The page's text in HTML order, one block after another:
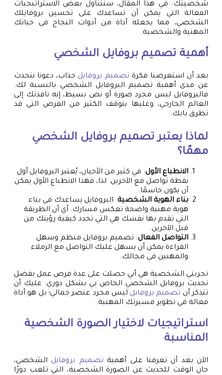
شخصيتك. في هذا المقال، سنتناول بعض الاستراتيجيات
الفعالة التي يمكن أن تساعدك على تحسين بروفايلك
الشخصي، مما يجعله أداة من أدوات النجاح في حياتك
المهنية والشخصية.
أهمية تصميم بروفايل الشخصي
بعد أن استعرضنا فكرة تصميم بروفايل جذاب، دعونا نتحدث
عن مدى أهمية تصميم البروفايل الشخصي بالنسبة لك.
فالبروفايل ليس مجرد صورة أو نص بسيط، إنه نافذتك إلى
العالم الخارجي، وعليها يتوقف الكثير من الفرص التي قد
تطرق بابك.
لماذا يعتبر تصميم بروفايل الشخصي
مهمًا؟
الانطباع الأول: في كثير من الأحيان، يُعتبر البروفايل أول
نقطة تواصل مع الآخرين. لذا، فهذا الانطباع الأول يمكن
أن يكون حاسمًا.
بناء الهوية الشخصية: البروفايل يساعدك في بناء
هوية مهنية واضحة تعكس مسارك. أي أن الطريقة
التي تقدم بها نفسك هي التي تحدد كيفية رؤيتك من
قبل الآخرين.
التواصل الفعال: تصميم بروفايل منظم وسهل
القراءة يمكن أن يسهل عليك التواصل مع الزملاء
والمهنين في مجالك.
تجربتي الشخصية هي أني حصلت على عدة فرص عمل بفضل
تحديث بروفايل الشخصي الخاص بي بشكل دوري. عليك أن
تتذكر أن تصميم بروفايل ليس مجرد عنصر جمالي؛ بل هو أداة
فعالة في تطوير مسيرتك المهنية.
استراتيجيات لاختيار الصورة الشخصية
المناسبة
الآن بعد أن تعرفنا على أهمية تصميم بروفايل الشخصي،
حان الوقت للحديث عن الصورة الشخصية، التي تلعب دورًا